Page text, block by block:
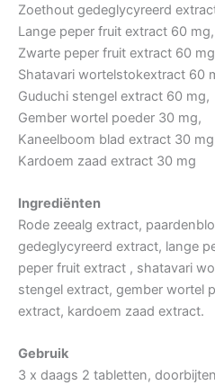
Zoethout gedeglycyreerd
Lange peper fruit extract 60 mg,
Zwarte peper fruit extract 60
Shatavari wortelstokextract 60
Guduchi stengel extract 60 mg,
Gember wortel poeder 30 mg,
Kaneelboom blad extract 30
Kardoem zaad extract 30 mg
Ingrediënten
Rode zeealg extract,
gedeglycyreerd extract, lange
peper fruit extract , shatavari
stengel extract, gember wortel
extract, kardoem zaad extract.
Gebruik
3 x daags 2 tabletten,